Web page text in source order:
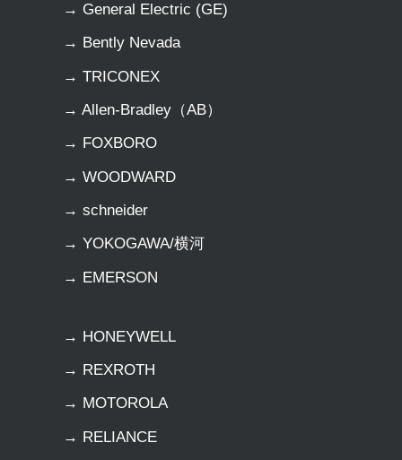
→ General Electric (GE)
→ Bently Nevada
→ TRICONEX
→ Allen-Bradley（AB）
→ FOXBORO
→ WOODWARD
→ schneider
→ YOKOGAWA/横河
→ EMERSON
→ HONEYWELL
→ REXROTH
→ MOTOROLA
→ RELIANCE